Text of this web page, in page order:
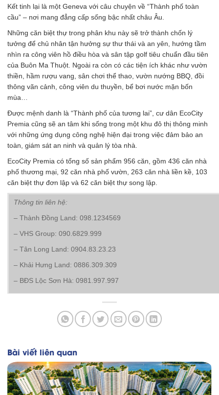
Kết tinh lại là một Geneva với câu chuyện về “Thành phố toàn
cầu” – nơi mang đẳng cấp sống bậc nhất châu Âu.
Những căn biệt thự trong phân khu này sẽ trở thành chốn lý
tưởng để chủ nhân tận hưởng sự thư thái và an yên, hướng tầm
nhìn ra công viên hồ điều hòa và sân tập golf tiêu chuẩn đầu tiên
của Buôn Ma Thuột. Ngoài ra còn có các tiện ích khác như vườn
thiền, hầm rượu vang, sân chơi thể thao, vườn nướng BBQ, đồi
thông vãn cảnh, công viên du thuyền, bể bơi nước mặn bốn
mùa…
Được mệnh danh là “Thành phố của tương lai”, cư dân EcoCity
Premia cũng sẽ an tâm khi sống trong một khu đô thị thông minh
với những ứng dụng công nghệ hiện đại trong việc đảm bảo an
toàn, giám sát an ninh và quản lý tòa nhà.
EcoCity Premia có tổng số sản phẩm 956 căn, gồm 436 căn nhà
phố thương mại, 92 căn nhà phố vườn, 263 căn nhà liền kề, 103
căn biệt thự đơn lập và 62 căn biệt thự song lập.
Thông tin liên hệ:
– Thành Đồng Land: 098.1234569
– VHS Group: 090.6829.999
– Tân Long Land: 0904.83.23.23
– Khải Hưng Land: 0886.309.309
– BĐS Lộc Sơn Hà: 0981.997.997
Bài viết liên quan